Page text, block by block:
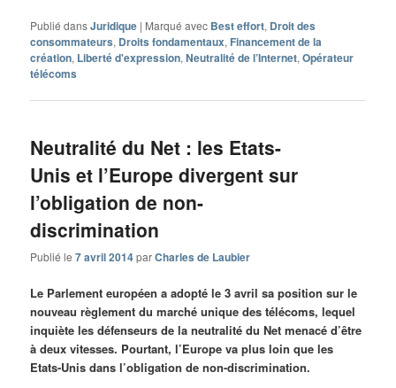
Publié dansJuridique | Marqué avec Best effort, Droit des
consommateurs, Droits fondamentaux, Financement de la
création, Liberté d'expression,Neutralité de l’Internet,Opérateur
télécoms
Neutralité du Net : les Etats-
Unis et l’Europe divergent sur
l’obligation de non-
discrimination
Publié le7 avril 2014parCharles de Laubier
Le Parlement européen a adopté le 3 avril sa position sur le
nouveau règlement du marché unique des télécoms, lequel
inquiète les défenseurs de la neutralité du Net menacé d’être
à deux vitesses. Pourtant, l’Europe va plus loin que les
Etats-Unis dans l’obligation de non-discrimination.